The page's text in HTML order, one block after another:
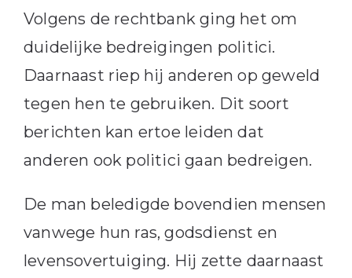
Volgens de rechtbank ging het om
duidelijke bedreigingen politici.
Daarnaast riep hij anderen op geweld
tegen hen te gebruiken. Dit soort
berichten kan ertoe leiden dat
anderen ook politici gaan bedreigen.
De man beledigde bovendien mensen
vanwege hun ras, godsdienst en
levensovertuiging. Hij zette daarnaast